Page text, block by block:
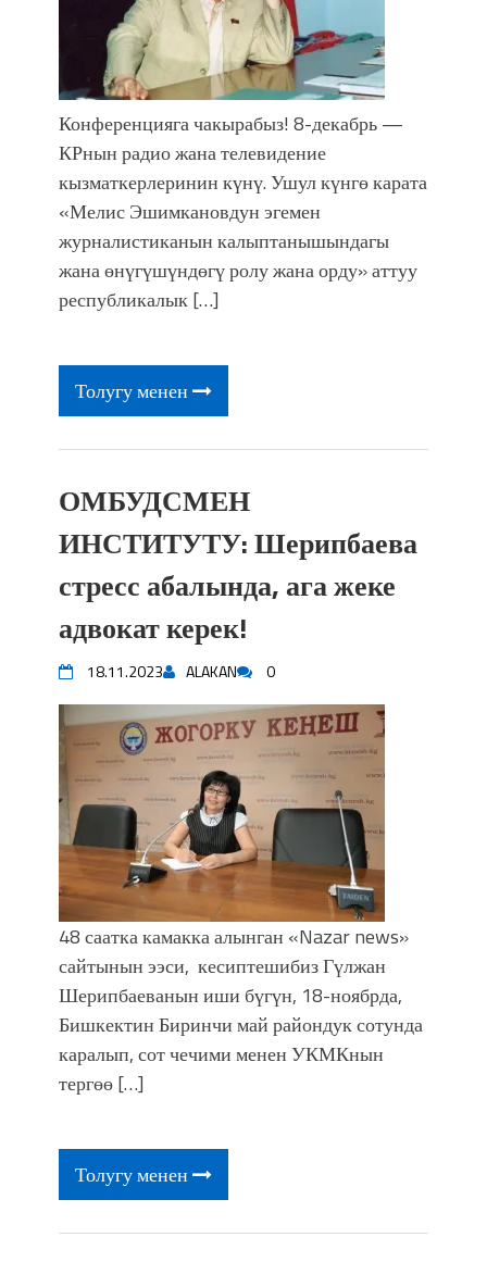
Конференцияга чакырабыз! 8-декабрь —
КРнын радио жана телевидение
кызматкерлеринин күнү. Ушул күнгө карата
«Мелис Эшимкановдун эгемен
журналистиканын калыптанышындагы
жана өнүгүшүндөгү ролу жана орду» аттуу
республикалык […]
Толугу менен
ОМБУДСМЕН
ИНСТИТУТУ: Шерипбаева
стресс абалында, ага жеке
адвокат керек!
18.11.2023 ALAKAN 0
48 саатка камакка алынган «Nazar news»
сайтынын ээси, кесиптешибиз Гүлжан
Шерипбаеванын иши бүгүн, 18-ноябрда,
Бишкектин Биринчи май райондук сотунда
каралып, сот чечими менен УКМКнын
тергөө […]
Толугу менен